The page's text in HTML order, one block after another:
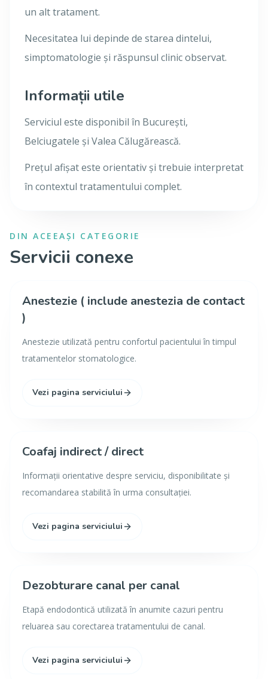
un alt tratament.
Necesitatea lui depinde de starea dintelui,
simptomatologie și răspunsul clinic observat.
Informații utile
Serviciul este disponibil în București,
Belciugatele și Valea Călugărească.
Prețul afișat este orientativ și trebuie interpretat
în contextul tratamentului complet.
DIN ACEEAȘI CATEGORIE
Servicii conexe
Anestezie ( include anestezia de contact
)
Anestezie utilizată pentru confortul pacientului în timpul
tratamentelor stomatologice.
Vezi pagina serviciului
Coafaj indirect / direct
Informații orientative despre serviciu, disponibilitate și
recomandarea stabilită în urma consultației.
Vezi pagina serviciului
Dezobturare canal per canal
Etapă endodontică utilizată în anumite cazuri pentru
reluarea sau corectarea tratamentului de canal.
Vezi pagina serviciului